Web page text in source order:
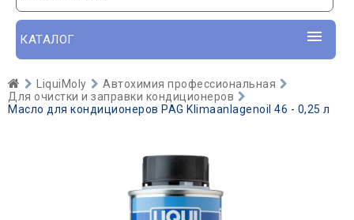
КАТАЛОГ
LiquiMoly
Автохимия профессиональная
Для очистки и заправки кондиционеров
Масло для кондиционеров PAG Klimaanlagenoil 46 - 0,25 л